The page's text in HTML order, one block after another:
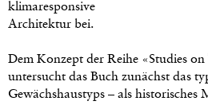
klimaresponsive
Architektur bei.
Dem Konzept der Reihe «Studies
untersucht das Buch zunächst das
Gewächshaustyps – als historisches